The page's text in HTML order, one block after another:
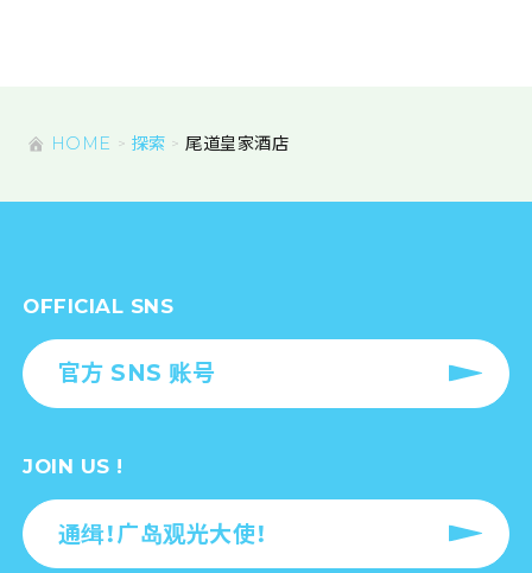
HOME 探索 尾道皇家酒店
OFFICIAL SNS
官方 SNS 账号
JOIN US !
通缉！广岛观光大使！